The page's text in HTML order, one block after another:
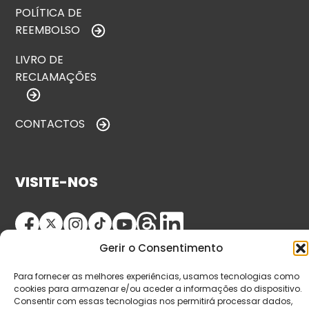
Gerir o Consentimento
Para fornecer as melhores experiências, usamos tecnologias como
cookies para armazenar e/ou aceder a informações do dispositivo.
Consentir com essas tecnologias nos permitirá processar dados,
POLÍTICA DE
REEMBOLSO
LIVRO DE
RECLAMAÇÕES
CONTACTOS
VISITE-NOS